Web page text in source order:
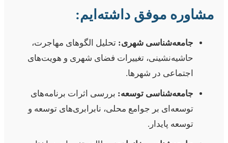
مشاوره موفق داشته‌ایم:
جامعه‌شناسی شهری: تحلیل الگوهای مهاجرت،
حاشیه‌نشینی، تغییرات فضای شهری و هویت‌های
اجتماعی در شهرها.
جامعه‌شناسی توسعه: بررسی اثرات برنامه‌های
توسعه‌ای بر جوامع محلی، نابرابری‌های توسعه و
توسعه پایدار.